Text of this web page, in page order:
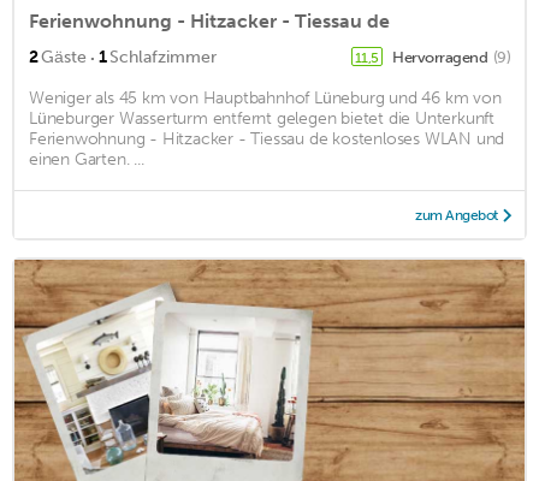
Ferienwohnung - Hitzacker - Tiessau de
2Gäste · 1Schlafzimmer 11,5 Hervorragend (9)
Weniger als 45 km von Hauptbahnhof Lüneburg und 46 km von
Lüneburger Wasserturm entfernt gelegen bietet die Unterkunft
Ferienwohnung - Hitzacker - Tiessau de kostenloses WLAN und
einen Garten. ...
zum Angebot